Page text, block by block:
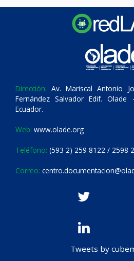
Dirección: Av. Mariscal Antonio
Fernández Salvador Edif.
Ecuador.
Web: www.olade.org
Teléfono: (593 2) 259 8122 / 2598
Correo:
Tweets by